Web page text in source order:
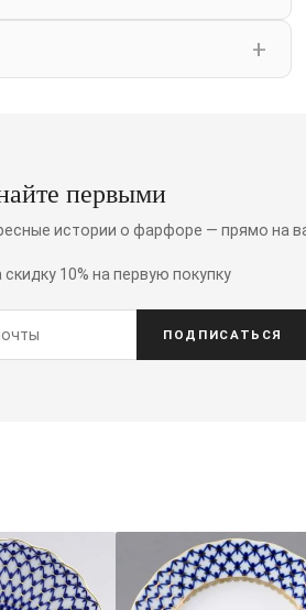
первыми
истории о фарфоре — прямо на
10% на первую покупку
ПОДПИСАТЬСЯ